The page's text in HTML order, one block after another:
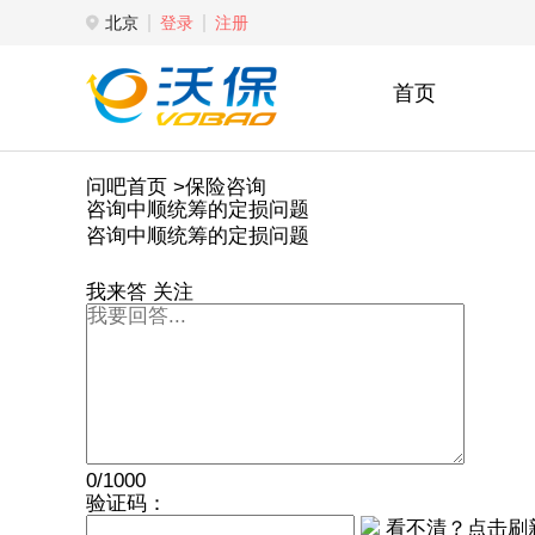
北京 登录 注册
首页
问吧首页 >保险咨询
咨询中顺统筹的定损问题
咨询中顺统筹的定损问题
我来答 关注
0/1000
验证码：
看不清？点击刷